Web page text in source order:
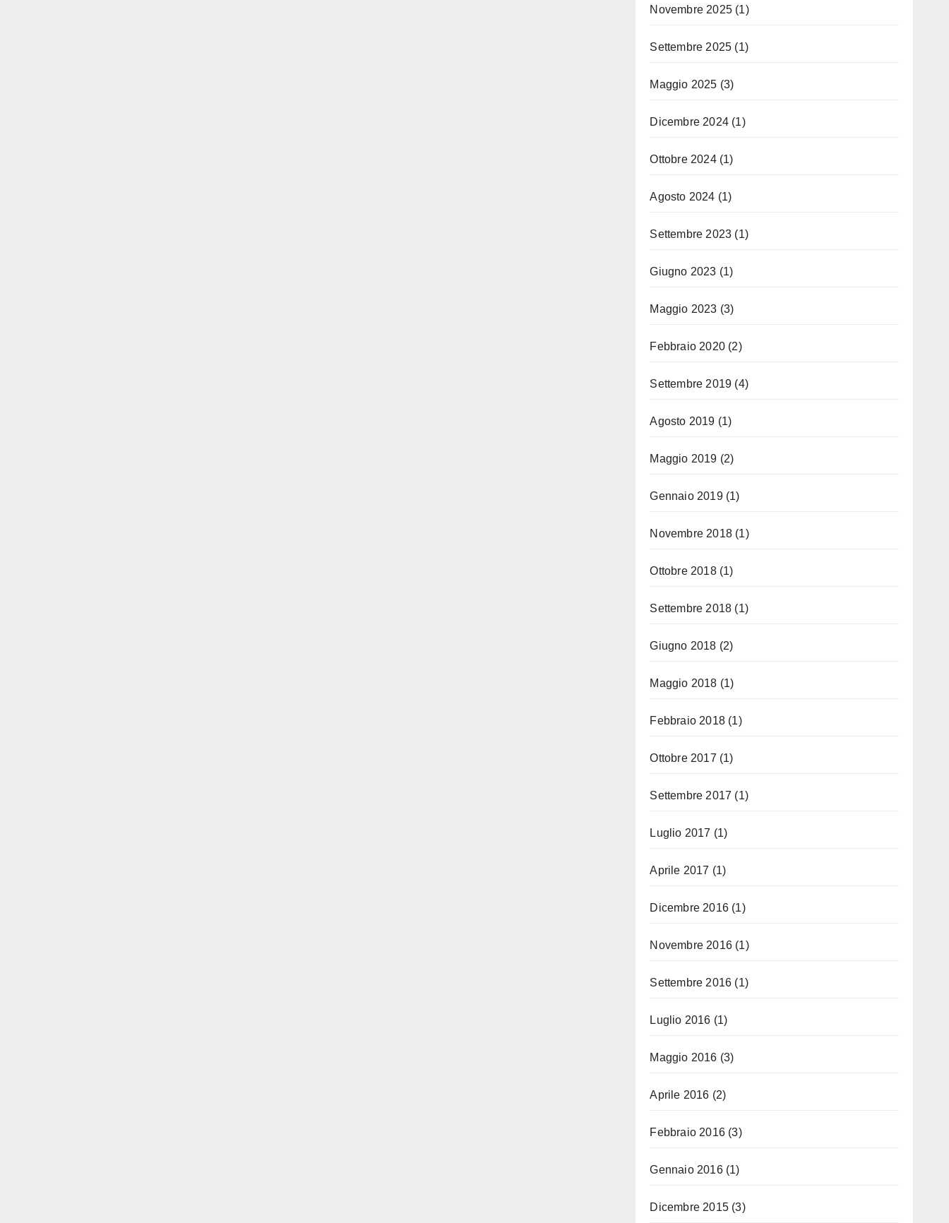
Novembre 2025(1)
Settembre 2025 (1)
Maggio 2025 (3)
Dicembre 2024(1)
Ottobre 2024(1)
Agosto 2024 (1)
Settembre 2023 (1)
Giugno 2023 (1)
Maggio 2023 (3)
Febbraio 2020(2)
Settembre 2019 (4)
Agosto 2019 (1)
Maggio 2019 (2)
Gennaio 2019(1)
Novembre 2018(1)
Ottobre 2018(1)
Settembre 2018 (1)
Giugno 2018 (2)
Maggio 2018 (1)
Febbraio 2018(1)
Ottobre 2017 (1)
Settembre 2017 (1)
Luglio 2017 (1)
Aprile 2017 (1)
Dicembre 2016(1)
Novembre 2016(1)
Settembre 2016 (1)
Luglio 2016 (1)
Maggio 2016 (3)
Aprile 2016 (2)
Febbraio 2016(3)
Gennaio 2016(1)
Dicembre 2015(3)